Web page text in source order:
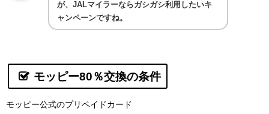
が、JALマイラーならガシガシ利用したいキ
ャンペーンですね。
モッピー80％交換の条件
モッピー公式のプリペイドカード